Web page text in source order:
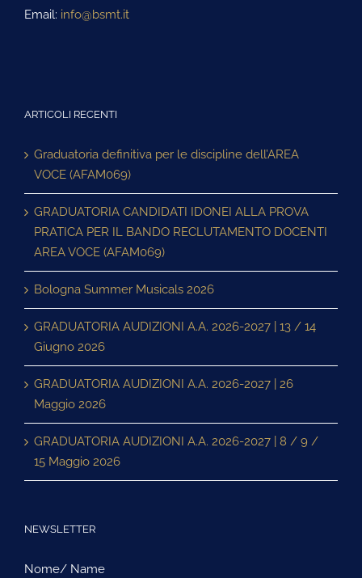
Email: info@bsmt.it
ARTICOLI RECENTI
Graduatoria definitiva per le discipline dell’AREA
VOCE (AFAM069)
GRADUATORIA CANDIDATI IDONEI ALLA PROVA
PRATICA PER IL BANDO RECLUTAMENTO DOCENTI
AREA VOCE (AFAM069)
Bologna Summer Musicals 2026
GRADUATORIA AUDIZIONI A.A. 2026-2027 | 13 / 14
Giugno 2026
GRADUATORIA AUDIZIONI A.A. 2026-2027 | 26
Maggio 2026
GRADUATORIA AUDIZIONI A.A. 2026-2027 | 8 / 9 /
15 Maggio 2026
NEWSLETTER
Nome/ Name